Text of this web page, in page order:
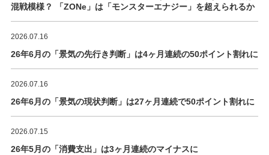
混戦模様？ 「ZONe」は「モンスターエナジー」を超えられるか
2026.07.16
26年6月の「景気の先行き判断」は4ヶ月連続の50ポイント割れに
2026.07.16
26年6月の「景気の現状判断」は27ヶ月連続で50ポイント割れに
2026.07.15
26年5月の「消費支出」は3ヶ月連続のマイナスに